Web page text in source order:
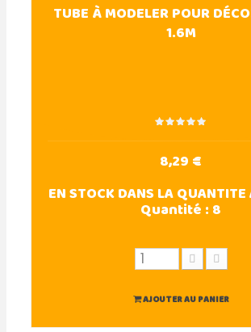
TUBE À MODELER POUR
1.6M
8,29 €
EN STOCK DANS LA QUANTITE
Quantité :8
AJOUTER AU PANIER